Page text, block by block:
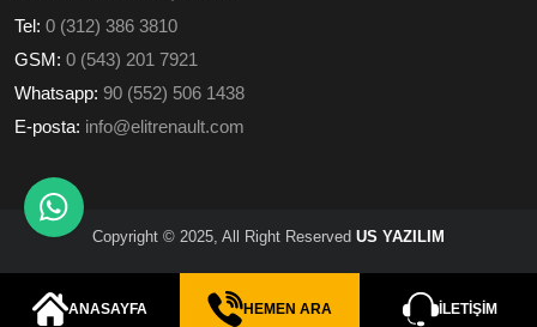
Tel: 0 (312) 386 3810
GSM: 0 (543) 201 7921
Whatsapp: 90 (552) 506 1438
E-posta: info@elitrenault.com
Copyright © 2025, All Right Reserved US YAZILIM
ANASAYFA HEMEN ARA İLETIŞIM